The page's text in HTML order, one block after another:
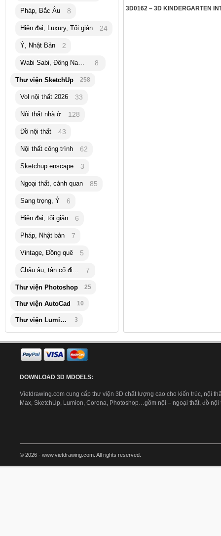
Pháp, Bắc Âu 8
Hiện đại, Luxury, Tối giản 24
Ý, Nhật Bản 2
Wabi Sabi, Đông Nam Á 8
Thư viện SketchUp 258
Vol nội thất 2026 33
Nội thất nhà ở 128
Đồ nội thất 43
Nội thất công trình 62
Sketchup enscape 3
Ngoại thất, cảnh quan 85
Sang trọng, Ý 6
Hiện đại, tối giản 6
Pháp, Nhật bản 7
Vintage, Đồng quê 5
Châu âu, tân cổ điển 7
Thư viện Photoshop 25
Thư viện AutoCad 10
Thư viện Lumion 3
DOWNLOAD 3D MDOELS:
Vietdrawing.com cung cấp thư viện 3D chất lượng cao cho kiến trúc, nội
Max, SketchUp, Lumion, Corona, Photoshop…gồm nội – ngoại thất, đồ nội
© 2026 - www.vietdrawing.com. All rights reserved.